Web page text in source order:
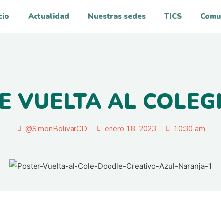
Actualidad Nuestras sedes TICS
VUELTA AL
@SimonBolivarCD enero 18, 2023 10:30 am